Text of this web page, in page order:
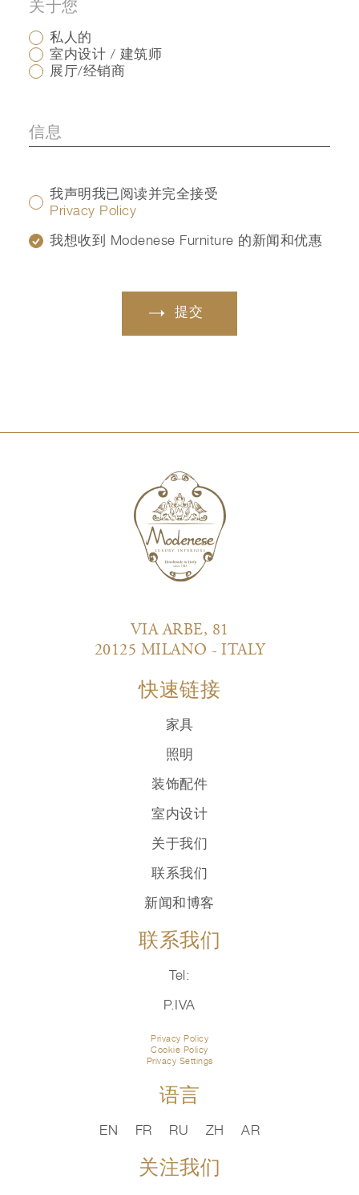
关于您
私人的
室内设计 / 建筑师
展厅/经销商
我声明我已阅读并完全接受
Privacy Policy
我想收到 Modenese Furniture 的新闻和优惠
提交
VIA ARBE, 81
20125 MILANO - ITALY
快速链接
家具
照明
装饰配件
室内设计
关于我们
联系我们
新闻和博客
联系我们
Tel:
P.IVA
Privacy Policy
Cookie Policy
Privacy Settings
语言
EN FR RU ZH AR
关注我们